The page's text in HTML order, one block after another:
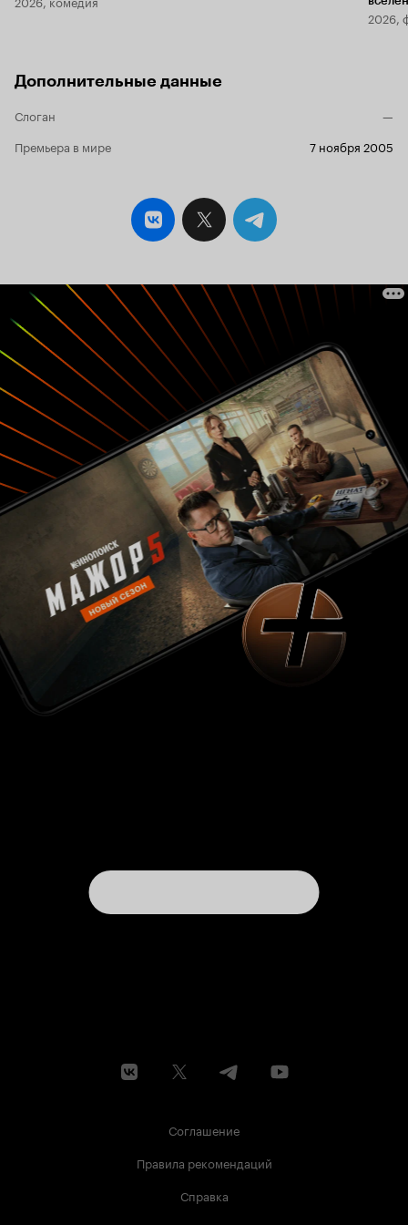
2026,
Дополнительные данные
Слоган
—
Премьера в мире
7 ноября 2005
Соглашение
Правила рекомендаций
Справка